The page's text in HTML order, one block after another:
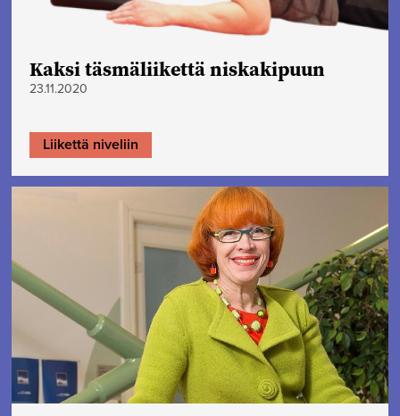
Kaksi täsmäliikettä niskakipuun
23.11.2020
Liikettä niveliin